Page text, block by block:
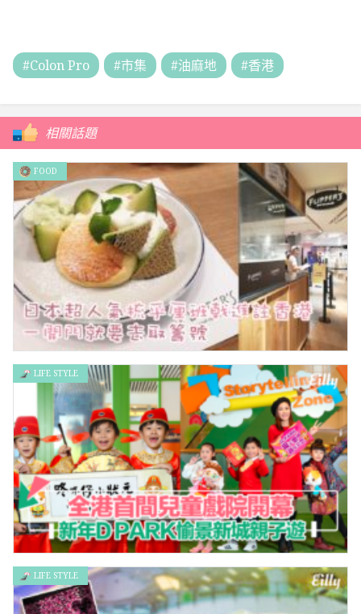
#Colon Pro #市集 #油麻地 #香港
相關話題
日本超人氣梳乎厘班戟進註香港 一開門就要去取籌號
FOOD
全港首間兒童戲院Candy Park開幕 農曆新年D‧PARK愉景新城
親子遊
LIFE STYLE
LIFE STYLE